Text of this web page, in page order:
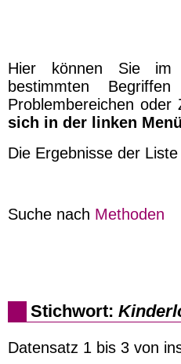
Hier können Sie im
bestimmten
Problembereichen oder
sich in der linken
Die Ergebnisse der
Suche nach Methoden
Stichwort:
Datensatz 1 bis 3 von